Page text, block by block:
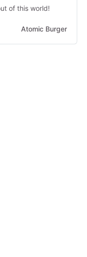
of this world!
Atomic Burger